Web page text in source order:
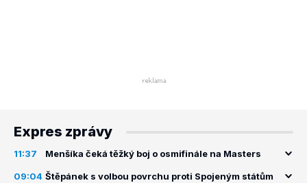
Expres zprávy
11:37 Menšíka čeká těžký boj o osmifinále na Masters
09:04 Štěpánek s volbou povrchu proti Spojeným státům